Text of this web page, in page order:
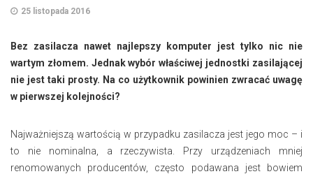
25 listopada 2016
Bez zasilacza nawet najlepszy komputer jest tylko nic nie
wartym złomem. Jednak wybór właściwej jednostki zasilającej
nie jest taki prosty. Na co użytkownik powinien zwracać uwagę
w pierwszej kolejności?
Najważniejszą wartością w przypadku zasilacza jest jego moc – i
to nie nominalna, a rzeczywista. Przy urządzeniach mniej
renomowanych producentów, często podawana jest bowiem